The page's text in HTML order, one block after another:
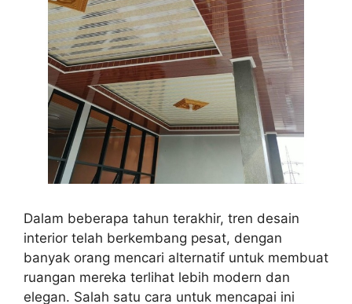
Dalam beberapa tahun terakhir, tren desain
interior telah berkembang pesat, dengan
banyak orang mencari alternatif untuk membuat
ruangan mereka terlihat lebih modern dan
elegan. Salah satu cara untuk mencapai ini